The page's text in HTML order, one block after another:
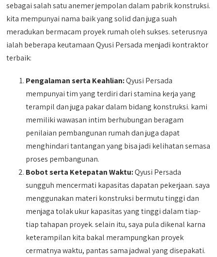
sebagai salah satu anemer jempolan dalam pabrik konstruksi.
kita mempunyai nama baik yang solid dan juga suah
meradukan bermacam proyek rumah oleh sukses. seterusnya
ialah beberapa keutamaan Qyusi Persada menjadi kontraktor
terbaik:
Pengalaman serta Keahlian:Qyusi Persada
mempunyai tim yang terdiri dari stamina kerja yang
terampil dan juga pakar dalam bidang konstruksi. kami
memiliki wawasan intim berhubungan beragam
penilaian pembangunan rumah dan juga dapat
menghindari tantangan yang bisa jadi kelihatan semasa
proses pembangunan.
Bobot serta Ketepatan Waktu:Qyusi Persada
sungguh mencermati kapasitas dapatan pekerjaan. saya
menggunakan materi konstruksi bermutu tinggi dan
menjaga tolak ukur kapasitas yang tinggi dalam tiap-
tiap tahapan proyek. selain itu, saya pula dikenal karna
keterampilan kita bakal merampungkan proyek
cermatnya waktu, pantas sama jadwal yang disepakati.